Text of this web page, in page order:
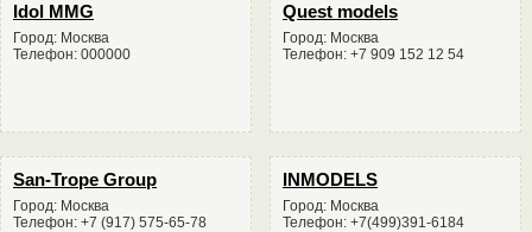
Idol MMG
Город: Москва
Телефон: 000000
Quest models
Город: Москва
Телефон: +7 909 152 12 54
San-Trope Group
Город: Москва
Телефон: +7 (917) 575-65-78
INMODELS
Город: Москва
Телефон: +7(499)391-6184